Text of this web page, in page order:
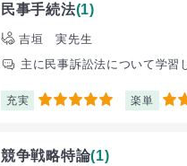
民事手続法(1)
吉垣 実先生
主に民事訴訟法について学習
充実 5 楽単 5
競争戦略特論(1)